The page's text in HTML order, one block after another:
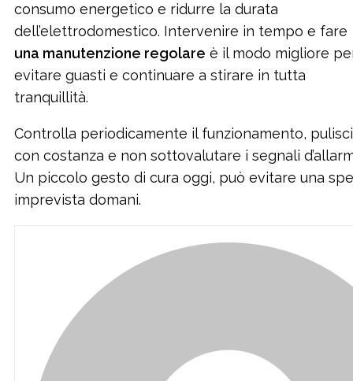
consumo energetico e ridurre la durata
dell’elettrodomestico. Intervenire in tempo e fare
una manutenzione regolare è il modo migliore
evitare guasti e continuare a stirare in tutta
tranquillità.
Controlla periodicamente il funzionamento,
con costanza e non sottovalutare i segnali
Un piccolo gesto di cura oggi, può evitare una
imprevista domani.